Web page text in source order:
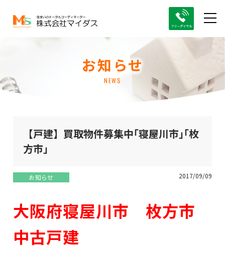
お知らせ
NEWS
【戸建】買取物件募集中｢寝屋川市｣｢枚
方市｣
お知らせ 2017/09/09
大阪府寝屋川市 枚方市
中古戸建